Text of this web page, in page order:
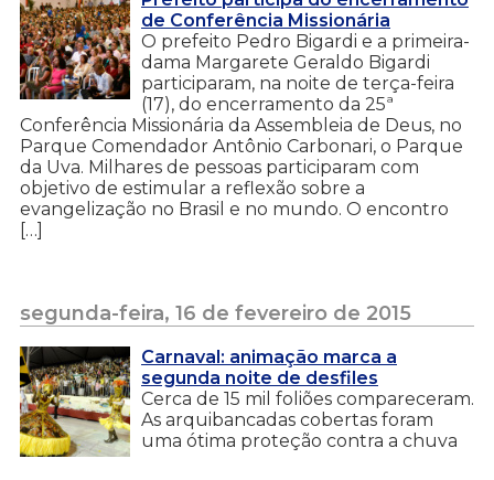
de Conferência Missionária
O prefeito Pedro Bigardi e a primeira-
dama Margarete Geraldo Bigardi
participaram, na noite de terça-feira
(17), do encerramento da 25ª
Conferência Missionária da Assembleia de Deus, no
Parque Comendador Antônio Carbonari, o Parque
da Uva. Milhares de pessoas participaram com
objetivo de estimular a reflexão sobre a
evangelização no Brasil e no mundo. O encontro
[…]
segunda-feira, 16 de fevereiro de 2015
Carnaval: animação marca a
segunda noite de desfiles
Cerca de 15 mil foliões compareceram.
As arquibancadas cobertas foram
uma ótima proteção contra a chuva